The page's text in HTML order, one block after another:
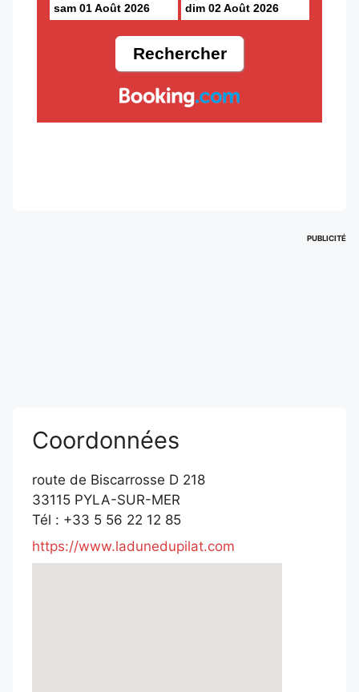
sam 01 Août 2026 dim 02 Août 2026
PUBLICITÉ
Coordonnées
route de Biscarrosse D 218
33115 PYLA-SUR-MER
Tél : +33 5 56 22 12 85
https://www.ladunedupilat.com